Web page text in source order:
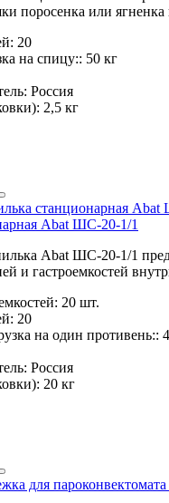
поросенка или ягненка
20
на спицу:: 50 кг
Россия
2,5 кг
Abat ШС-20-1/1
Abat ШС-20-1/1
и гастроемкостей
20 шт.
20
на один противень::
Россия
20 кг